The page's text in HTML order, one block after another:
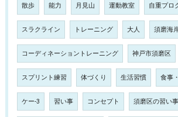
散歩 能力 月見山 運動教室 自重プロ
スラクライン トレーニング 大人 須磨海
コーディネーショントレーニング 神戸市須磨区
スプリント練習 体づくり 生活習慣 食事
ケー-3 習い事 コンセプト 須磨区の習い